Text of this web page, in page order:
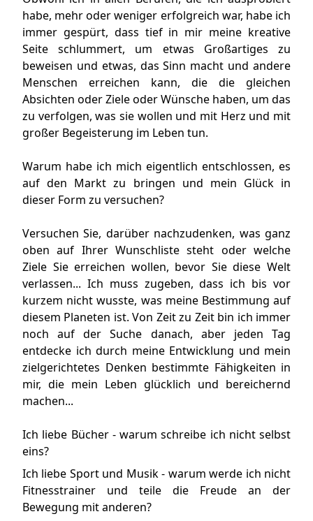
habe, mehr oder weniger erfolgreich war, habe ich
immer gespürt, dass tief in mir meine kreative
Seite schlummert, um etwas Großartiges zu
beweisen und etwas, das Sinn macht und andere
Menschen erreichen kann, die die gleichen
Absichten oder Ziele oder Wünsche haben, um das
zu verfolgen, was sie wollen und mit Herz und mit
großer Begeisterung im Leben tun.
Warum habe ich mich eigentlich entschlossen, es
auf den Markt zu bringen und mein Glück in
dieser Form zu versuchen?
Versuchen Sie, darüber nachzudenken, was ganz
oben auf Ihrer Wunschliste steht oder welche
Ziele Sie erreichen wollen, bevor Sie diese Welt
verlassen... Ich muss zugeben, dass ich bis vor
kurzem nicht wusste, was meine Bestimmung auf
diesem Planeten ist. Von Zeit zu Zeit bin ich immer
noch auf der Suche danach, aber jeden Tag
entdecke ich durch meine Entwicklung und mein
zielgerichtetes Denken bestimmte Fähigkeiten in
mir, die mein Leben glücklich und bereichernd
machen...
Ich liebe Bücher - warum schreibe ich nicht selbst
eins?
Ich liebe Sport und Musik - warum werde ich nicht
Fitnesstrainer und teile die Freude an der
Bewegung mit anderen?